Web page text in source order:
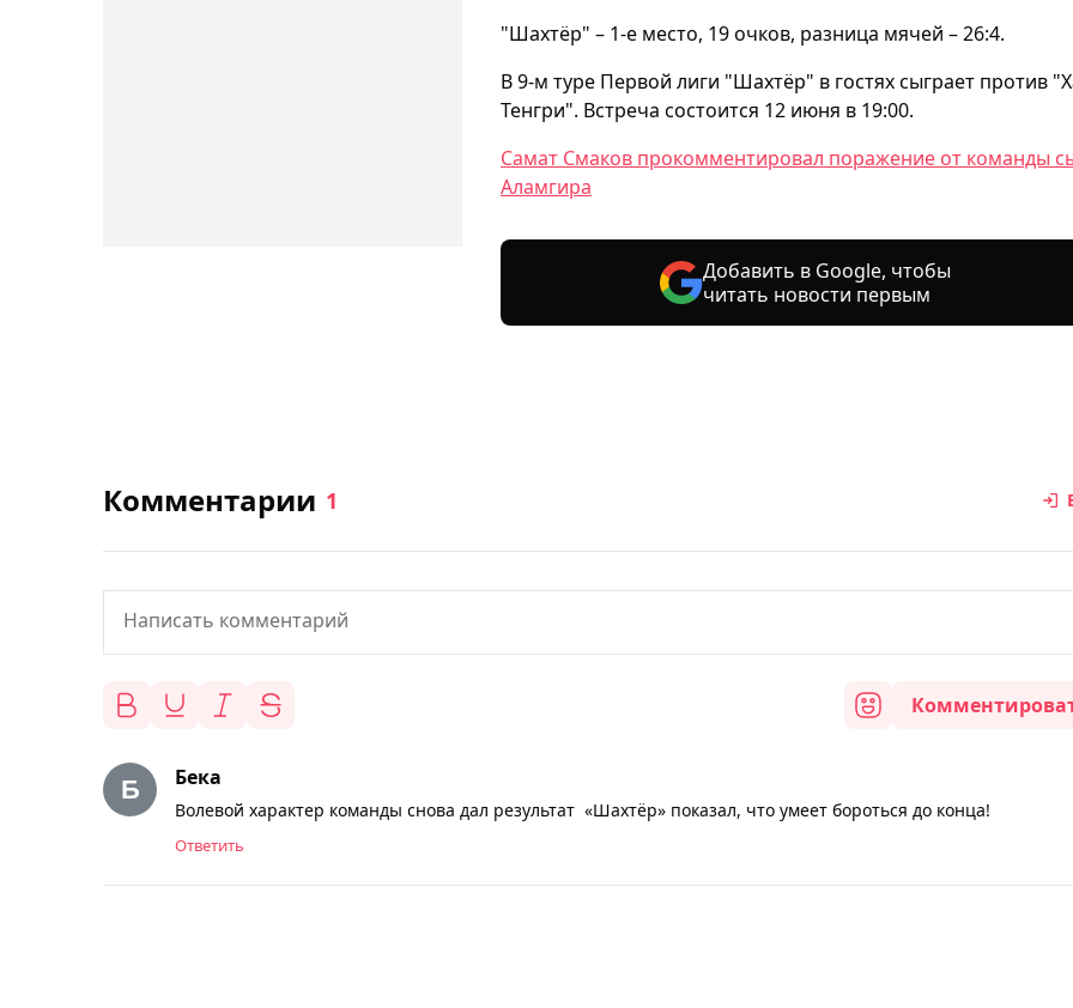
"Шахтёр" – 1-е место, 19 очков, разница мячей – 26:4.
В 9-м туре Первой лиги "Шахтёр" в гостях сыграет против
Тенгри". Встреча состоится 12 июня в 19:00.
Самат Смаков прокомментировал поражение от команды
Аламгира
Добавить в Google, чтобы
читать новости первым
Комментарии 1
Бека
Волевой характер команды снова дал результат «Шахтёр» показал, что умеет бороться до конца!
Ответить